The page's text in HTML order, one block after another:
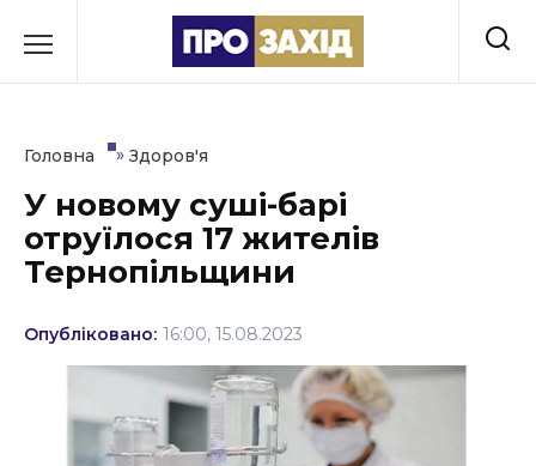
до
Культура
Освіта
Події
Соціум
Головна » Здоров'я
У новому суші-барі
отруїлося 17 жителів
Тернопільщини
Опубліковано: 16:00, 15.08.2023